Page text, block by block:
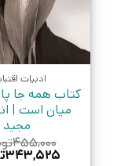
ادبیات
کتاب همه جا
میان است |
مجید
۴۵۵,۰۰۰
قیمت
۳۴۳,۵۲۵